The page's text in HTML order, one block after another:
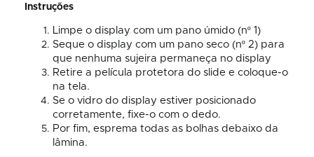
Instruções
Limpe o display com um pano úmido (nº 1)
Seque o display com um pano seco (nº 2) para
que nenhuma sujeira permaneça no display
Retire a película protetora do slide e coloque-o
na tela.
Se o vidro do display estiver posicionado
corretamente, fixe-o com o dedo.
Por fim, esprema todas as bolhas debaixo da
lâmina.